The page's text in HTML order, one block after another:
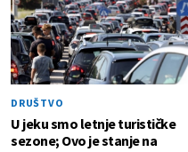
DRUŠTVO
U jeku smo letnje turističke
sezone; Ovo je stanje na